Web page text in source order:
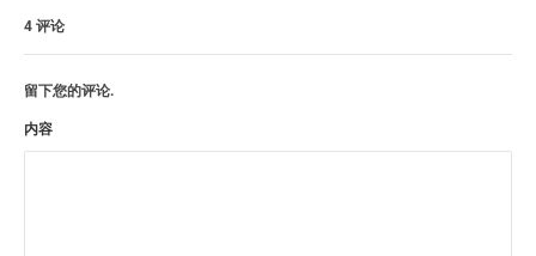
4 评论
留下您的评论.
内容